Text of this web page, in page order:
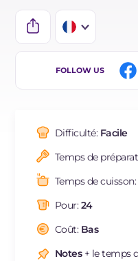
IT
DE
BR
NL
FOLLOW US
Difficulté: Facile
Temps de
Temps de cuisson:
Pour:24
Coût: Bas
Notes+ le temps